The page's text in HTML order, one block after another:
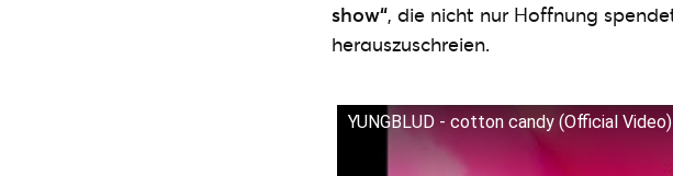
show“, die nicht nur Hoffnung
herauszuschreien.
YUNGBLUD - cotton candy (Official Video)